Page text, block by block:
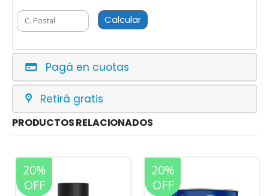
Calcular
Pagá en cuotas
Retirá gratis
PRODUCTOS RELACIONADOS
20%
OFF
20%
OFF